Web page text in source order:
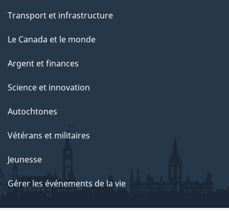
Transport et infrastructure
Le Canada et le monde
Argent et finances
Science et innovation
Autochtones
Vétérans et militaires
Jeunesse
Gérer les événements de la vie